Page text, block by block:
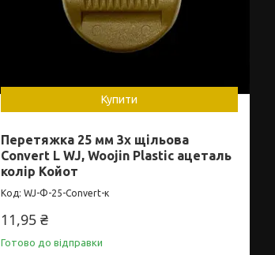
Купити
Перетяжка 25 мм 3х щільова
Convert L WJ, Woojin Plastic ацеталь
колір Койот
WJ-Ф-25-Convert-к
11,95 ₴
Готово до відправки